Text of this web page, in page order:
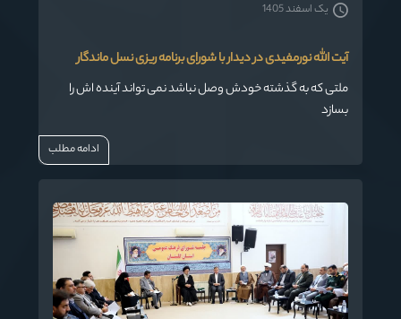
آیت الله نورمفیدی در دیدار با شورای برنامه ریزی نسل ماندگار
ملتی که به گذشته خودش وصل نباشد نمی تواند آینده اش را
بسازد
یک اسفند 1405
ادامه مطلب